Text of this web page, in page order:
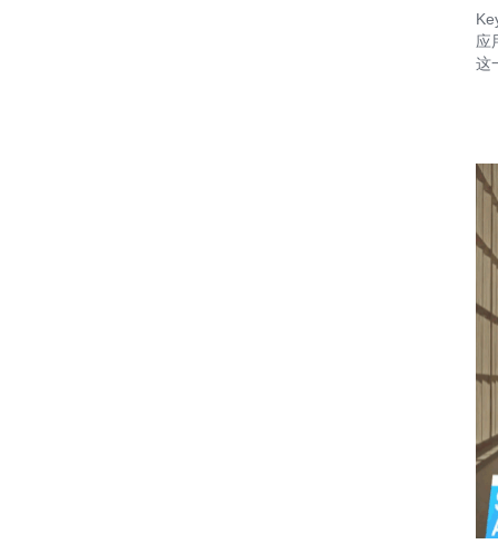
应
这